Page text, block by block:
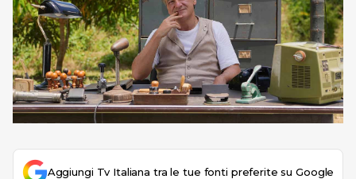
Aggiungi Tv Italiana tra le tue fonti preferite su Google